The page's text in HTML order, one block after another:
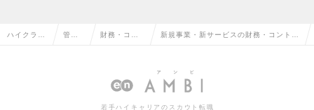
ハイクラス 管理 財務・コン 新規事業・新サービスの財務・コントロ
若手ハイキャリアのスカウト転職